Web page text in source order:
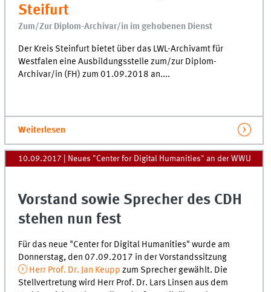
Steifurt
Zum/Zur Diplom-Archivar/in im gehobenen Dienst
Der Kreis Steinfurt bietet über das LWL-Archivamt für
Westfalen eine Ausbildungsstelle zum/zur Diplom-
Archivar/in (FH) zum 01.09.2018 an....
Weiterlesen
10.09.2017 | Neues "Center for Digital Humanities" an der WWU
Vorstand sowie Sprecher des CDH
stehen nun fest
Für das neue "Center for Digital Humanities" wurde am
Donnerstag, den 07.09.2017 in der Vorstandssitzung
Herr Prof. Dr. Jan Keupp zum Sprecher gewählt. Die
Stellvertretung wird Herr Prof. Dr. Lars Linsen aus dem